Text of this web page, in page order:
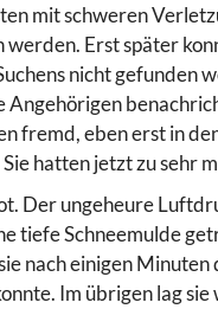
mit schweren
werden. Erst später
nicht gefunden
Angehörigen
fremd, eben erst in
hatten jetzt zu sehr
Der ungeheure
tiefe Schneemulde
nach einigen
Im übrigen lag